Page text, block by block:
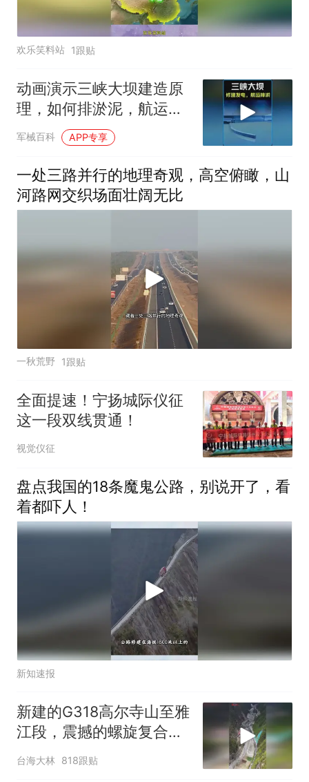
欢乐笑料站 1跟贴
动画演示三峡大坝建造原
理，如何排淤泥，航运，
发电？ #科普知识
军械百科 APP专享
一处三路并行的地理奇观，高空俯瞰，山
河路网交织场面壮阔无比
一秋荒野 1跟贴
全面提速！宁扬城际仪征
这一段双线贯通！
视觉仪征
盘点我国的18条魔鬼公路，别说开了，看
着都吓人！
新知速报
新建的G318高尔寺山至雅
江段，震撼的螺旋复合高
架设计
台海大林 818跟贴